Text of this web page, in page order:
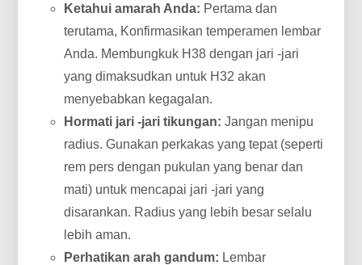
Ketahui amarah Anda: Pertama dan
terutama, Konfirmasikan temperamen lembar
Anda. Membungkuk H38 dengan jari -jari
yang dimaksudkan untuk H32 akan
menyebabkan kegagalan.
Hormati jari -jari tikungan: Jangan menipu
radius. Gunakan perkakas yang tepat (seperti
rem pers dengan pukulan yang benar dan
mati) untuk mencapai jari -jari yang
disarankan. Radius yang lebih besar selalu
lebih aman.
Perhatikan arah gandum: Lembar